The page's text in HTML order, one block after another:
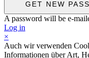
A password will be e-
Log in
×
Auch wir verwenden
Informationen über Art,